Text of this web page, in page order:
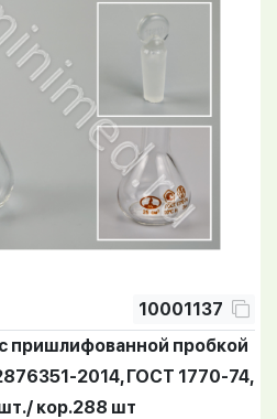
10001137
пришлифованной пробкой
2014, ГОСТ 1770-74,
кор.288 шт